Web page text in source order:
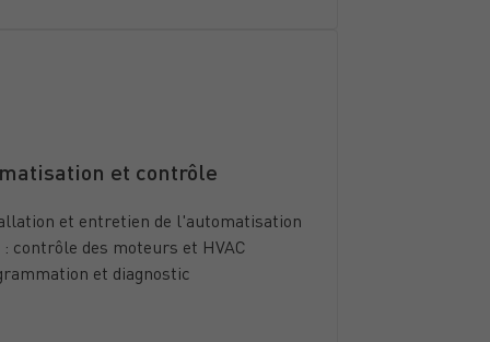
et contrôle
et entretien de l'automatisation
: contrôle des moteurs et HVAC
et diagnostic